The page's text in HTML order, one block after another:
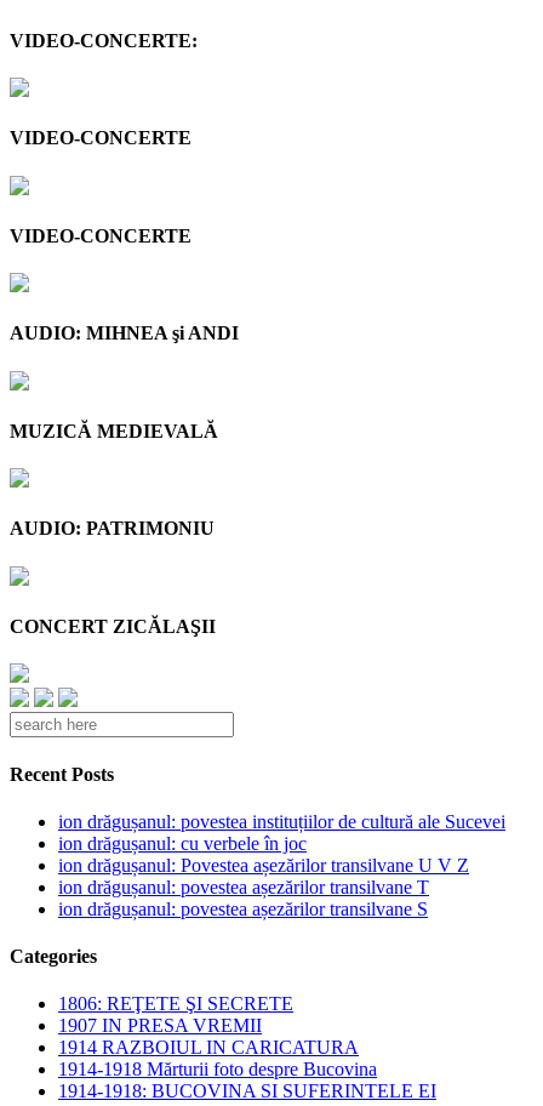
VIDEO-CONCERTE:
VIDEO-CONCERTE
VIDEO-CONCERTE
AUDIO: MIHNEA şi ANDI
MUZICĂ MEDIEVALĂ
AUDIO: PATRIMONIU
CONCERT ZICĂLAŞII
Recent Posts
ion drăgușanul: povestea instituțiilor de cultură ale Sucevei
ion drăgușanul: cu verbele în joc
ion drăgușanul: Povestea așezărilor transilvane U V Z
ion drăgușanul: povestea așezărilor transilvane T
ion drăgușanul: povestea așezărilor transilvane S
Categories
1806: REŢETE ŞI SECRETE
1907 IN PRESA VREMII
1914 RAZBOIUL IN CARICATURA
1914-1918 Mărturii foto despre Bucovina
1914-1918: BUCOVINA SI SUFERINTELE EI